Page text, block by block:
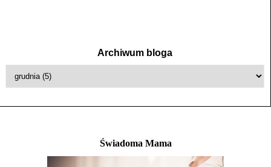
Archiwum bloga
Świadoma Mama